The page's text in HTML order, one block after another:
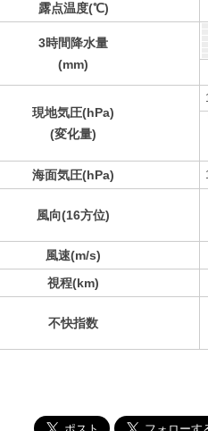
露点温度(℃)
3時間降水量
(mm)
現地気圧(hPa)
(変化量)
海面気圧(hPa)
風向(16方位)
風速(m/s)
視程(km)
不快指数